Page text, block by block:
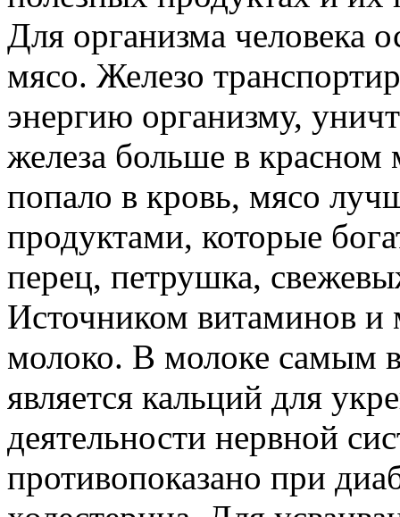
Для организма человека
мясо. Железо
энергию организму,
железа больше в красном
попало в кровь, мясо
продуктами, которые
перец, петрушка,
Источником витаминов и
молоко. В молоке самым
является кальций для
деятельности нервной
противопоказано при